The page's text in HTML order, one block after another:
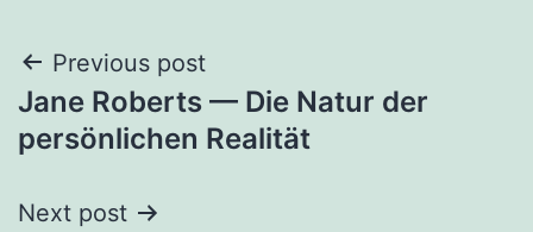
Post
navigation
Previous post
Jane Roberts — Die Natur der
persönlichen Realität
Next post